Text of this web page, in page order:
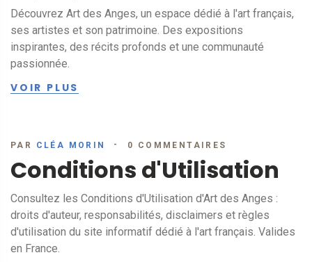
Découvrez Art des Anges, un espace dédié à l'art français,
ses artistes et son patrimoine. Des expositions
inspirantes, des récits profonds et une communauté
passionnée.
VOIR PLUS
29
PAR CLÉA MORIN 0 COMMENTAIRES
Conditions d'Utilisation
Consultez les Conditions d'Utilisation d'Art des Anges :
droits d'auteur, responsabilités, disclaimers et règles
d'utilisation du site informatif dédié à l'art français. Valides
en France.